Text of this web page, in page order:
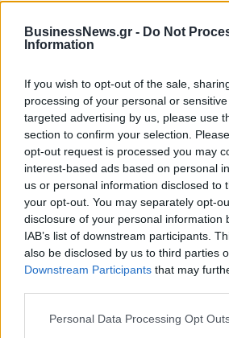
BusinessNews.gr - Do Not
Information
If you wish to opt-out of the sale,
processing of your personal or
targeted advertising by us, please use
section to confirm your selection.
opt-out request is processed you may
interest-based ads based on personal
us or personal information disclosed to
your opt-out. You may separately opt-
disclosure of your personal information
IAB’s list of downstream participants.
also be disclosed by us to third parties
Downstream Participants that may
Personal Data Processing Opt
ΔΗΜΟΦΙΛΗ
18η συνεχόμενη χρονιά για τον
σειρά δεικτών FTSE4Good
06/08/2026 - 14:40 ESG
Χρηματιστήριο: Πτώση κατά
εκατ. ευρώ ο τζίρος
06/08/2026 - 18:10 ΟΙΚΟΝΟΜΙΑ
06/08/2026 - 16:20 ΕΝΕΡΓΕΙΑ